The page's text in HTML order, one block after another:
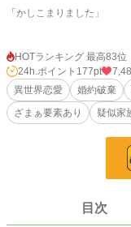
「かしこまりました」
「君も俺のことを想ってく
り合わな……えっ？」
宮殿のダンスパーティー
ン。
私が『聖獣の乙女』だっ
あなたは明日から王太子
HOTランキング 最高83位
24h.ポイント 177pt
異世界恋愛
婚約破棄
ざまぁ要素あり
疑似家
目次